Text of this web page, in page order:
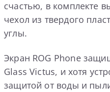
счастью, в комплекте
чехол из твердого
углы.
Экран ROG Phone
Glass Victus, и хотя
защитой от воды и